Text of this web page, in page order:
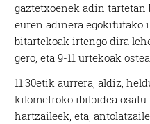
gaztetxoenek adin tartetan
euren adinera egokitutako
bitartekoak irtengo dira
gero, eta 9-11 urtekoak
11:30etik aurrera, aldiz,
kilometroko ibilbidea osatu
hartzaileek, eta,